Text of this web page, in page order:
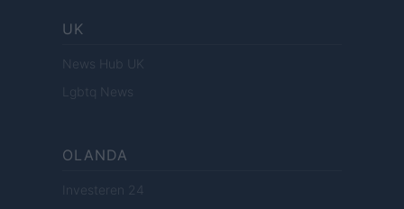
UK
News Hub UK
Lgbtq News
OLANDA
Investeren 24